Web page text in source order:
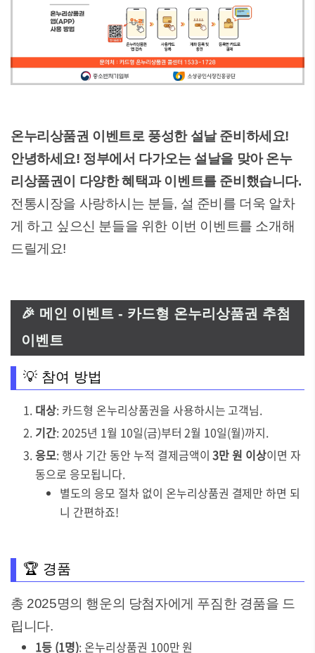
온누리상품권 이벤트로 풍성한 설날 준비하세요!
안녕하세요! 정부에서 다가오는 설날을 맞아 온누
리상품권이 다양한 혜택과 이벤트를 준비했습니다.
전통시장을 사랑하시는 분들, 설 준비를 더욱 알차
게 하고 싶으신 분들을 위한 이번 이벤트를 소개해
드릴게요!
🎉 메인 이벤트 - 카드형 온누리상품권 추첨
이벤트
💡 참여 방법
대상: 카드형 온누리상품권을 사용하시는 고객님.
기간: 2025년 1월 10일(금)부터 2월 10일(월)까지.
응모: 행사 기간 동안 누적 결제금액이3만 원 이상이면 자
동으로 응모됩니다.
별도의 응모 절차 없이 온누리상품권 결제만 하면 되
니 간편하죠!
🏆 경품
총 2025명의 행운의 당첨자에게 푸짐한 경품을 드
립니다.
1등 (1명): 온누리상품권 100만 원